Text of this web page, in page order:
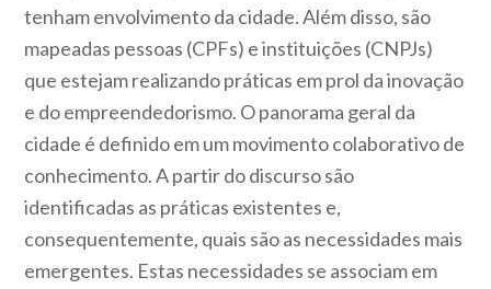
tenham envolvimento da cidade. Além disso, são
mapeadas pessoas (CPFs) e instituições (CNPJs)
que estejam realizando práticas em prol da inovação
e do empreendedorismo. O panorama geral da
cidade é definido em um movimento colaborativo de
conhecimento. A partir do discurso são
identificadas as práticas existentes e,
consequentemente, quais são as necessidades mais
emergentes. Estas necessidades se associam em